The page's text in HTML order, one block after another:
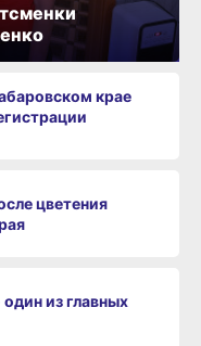
крае
цветения
из главных